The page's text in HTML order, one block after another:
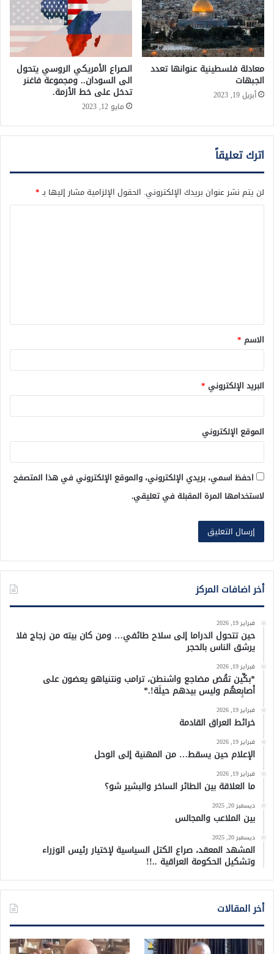
معادلة فلسطينية عنوانها تعدد
الجبهات
أبريل 19, 2023
الصراع الأمريكي الروسي يتحول
الى السودان.. ومجموعة فاغنر
تدخل على خط الأزمة.
مايو 12, 2023
اترك تعليقاً
لن يتم نشر عنوان بريدك الإلكتروني. الحقول الإلزامية مشار إليها بـ*
ق
*
الاسم *
البريد الإلكتروني *
الموقع الإلكتروني
احفظ اسمي، بريدي الإلكتروني، والموقع الإلكتروني في هذا المتصفح
لاستخدامها المرة المقبلة في تعليقي.
أخر اضافات المركز
فبراير 19, 2026
حين تتحول الدراما إلى سلاح طائفي… ومن كان بيته من زجاج فلا
يرشق الناس بالحجر
فبراير 19, 2026
*بكِّين تقُض مضاجع واشنطن، ترامب ونتنياهو يعضون على
أصابِعهُم وليس بيدهم حيلَة!.*
فبراير 19, 2026
خرائط العراق القادمة
فبراير 19, 2026
الإعلام حين يسقط… من المهنية إلى الوحل
فبراير 19, 2026
ما العلاقة بين الطائر الساخر والبشير شو؟
ديسمبر 20, 2025
بين الملاعب والمجالس
ديسمبر 20, 2025
المشهد المعقد، صراع الكتل السياسية لإختيار رئيس الوزراء
وتشكيل الحكومة العراقية ..!!
أخر المقالات